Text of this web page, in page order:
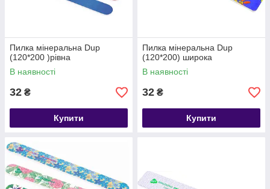
Пилка мінеральна Dup
(120*200 )рівна
В наявності
32 ₴
Купити
Пилка мінеральна Dup
(120*200) широка
В наявності
32 ₴
Купити